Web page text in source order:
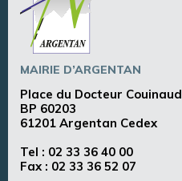
MAIRIE D’ARGENTAN
Place du Docteur Couinaud
BP 60203
61201 Argentan Cedex
Tel : 02 33 36 40 00
Fax : 02 33 36 52 07